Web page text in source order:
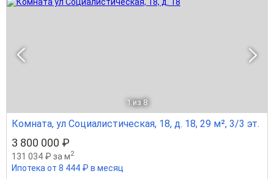
1 из 8
Комната, ул Социалистическая, 18, д. 18, 29 м², 3/3 эт.
3 800 000 ₽
131 034 ₽ за м2
Ипотека от 8 444 ₽ в месяц